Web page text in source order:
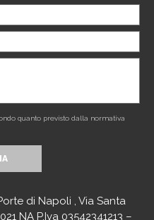
quanto previsto dalla normativa
di Napoli , Via Santa
NA P.Iva 03542341213 –